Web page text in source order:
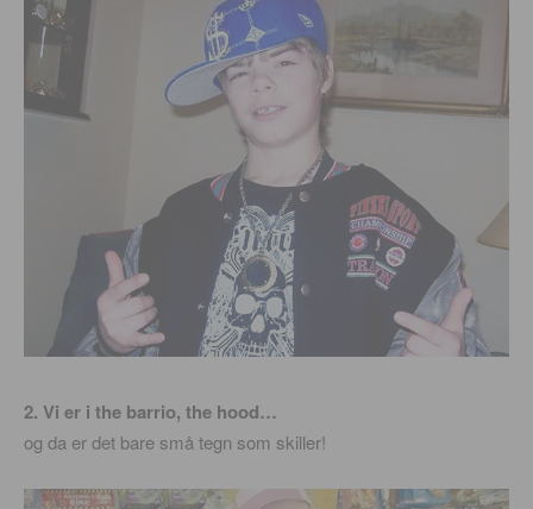
2. Vi er i the barrio, the hood…
og da er det bare små tegn som skiller!